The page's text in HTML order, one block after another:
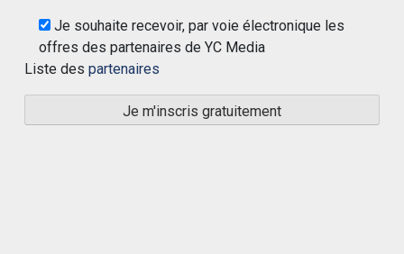
Je souhaite recevoir, par voie électronique les
offres des partenaires de YC Media
Liste des partenaires